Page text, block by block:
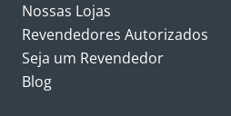
Nossas Lojas
Revendedores Autorizados
Seja um Revendedor
Blog